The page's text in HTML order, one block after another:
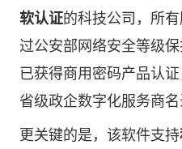
软认证的科技公司，所
过公安部网络安全等级
已获得商用密码产品认
省级政企数字化服务商名
更关键的是，该软件支持